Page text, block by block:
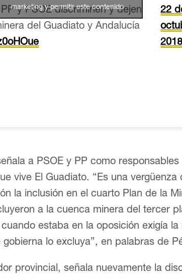
y PSOE discriminen y dejen
del Guadiato y Andalucía
22
2018
marketing y permitir este contenido
a PSOE y PP como responsables
vive El Guadiato. “Es una vergüenza
la inclusión en el cuarto Plan de la
a la cuenca minera del tercer
estaba en la oposición exigía
lo excluya”, en palabras de
provincial, señala nuevamente la